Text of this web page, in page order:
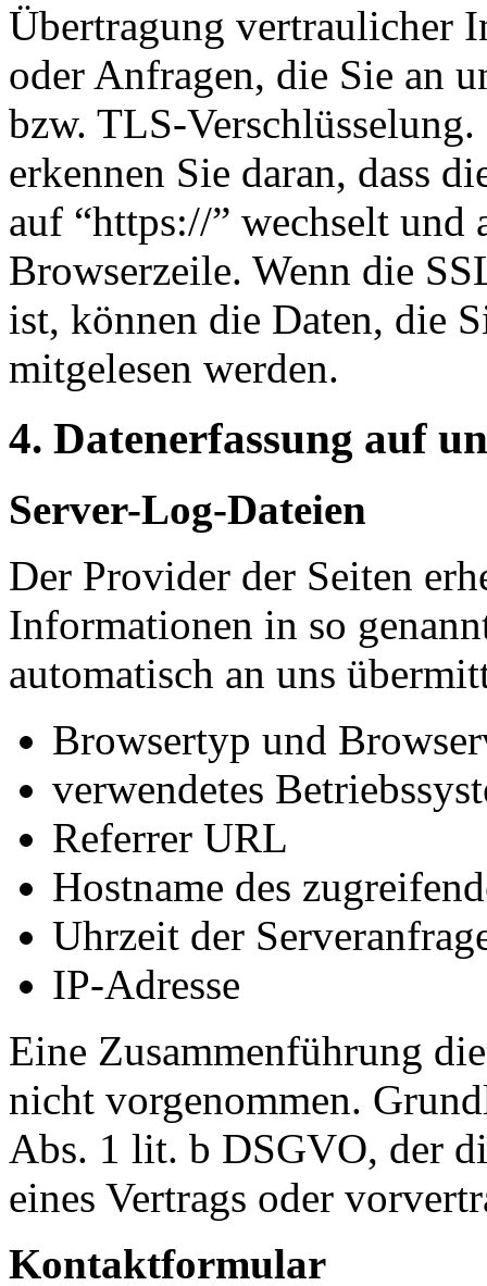
Übertragung vertraulicher
oder Anfragen, die Sie an
bzw. TLS-
erkennen Sie daran, dass
auf “https://” wechselt
Browserzeile. Wenn die
ist, können die Daten, die
mitgelesen werden.
4. Datenerfassung auf
Server-Log-Dateien
Der Provider der Seiten
Informationen in so
automatisch an uns
Browsertyp und
verwendetes
Referrer URL
Hostname des
Uhrzeit der
IP-Adresse
Eine Zusammenführung
nicht vorgenommen.
Abs. 1 lit. b DSGVO, der
eines Vertrags oder
Kontaktformular